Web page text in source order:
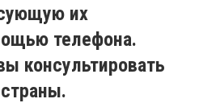
их
телефона.
консультировать